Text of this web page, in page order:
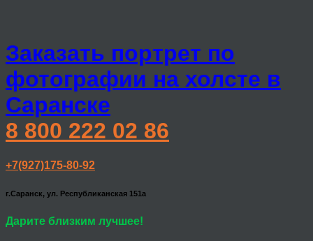
Заказать портрет по
фотографии на холсте в
Саранске
8 800 222 02 86
+7(927)175-80-92
г.Саранск, ул. Республиканская 151а
Дарите близким лучшее!